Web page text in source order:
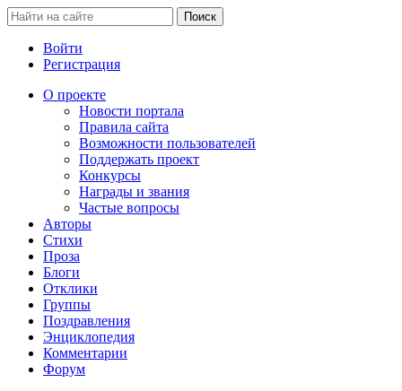
Войти
Регистрация
О проекте
Новости портала
Правила сайта
Возможности пользователей
Поддержать проект
Конкурсы
Награды и звания
Частые вопросы
Авторы
Стихи
Проза
Блоги
Отклики
Группы
Поздравления
Энциклопедия
Комментарии
Форум